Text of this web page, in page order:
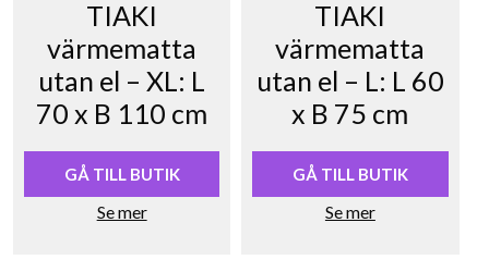
TIAKI
värmematta
utan el – XL: L
70 x B 110 cm
GÅ TILL BUTIK
Se mer
TIAKI
värmematta
utan el – L: L 60
x B 75 cm
GÅ TILL BUTIK
Se mer